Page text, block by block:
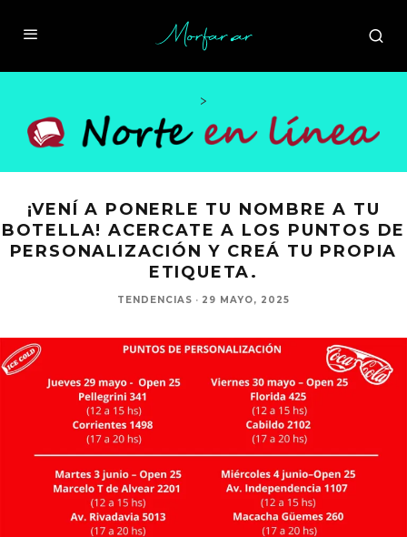
>
¡VENÍ A PONERLE TU NOMBRE A TU
BOTELLA! ACERCATE A LOS PUNTOS DE
PERSONALIZACIÓN Y CREÁ TU PROPIA
ETIQUETA.
TENDENCIAS · 29 MAYO, 2025